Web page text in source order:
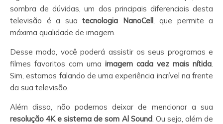
sombra de dúvidas, um dos principais diferenciais desta
televisão é a sua tecnologia NanoCell, que permite a
máxima qualidade de imagem.
Desse modo, você poderá assistir os seus programas e
filmes favoritos com uma imagem cada vez mais nítida
Sim, estamos falando de uma experiência incrível na frente
da sua televisão.
Além disso, não podemos deixar de mencionar a sua
resolução 4K e sistema de som Al Sound. Ou seja, além de